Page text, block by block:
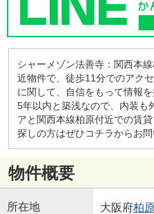
シャーメゾン法善寺：関西本
近物件で、徒歩11分でのアク
に関して、自信をもって情報
5年以内と築浅なので、内装も
アと関西本線柏原付近での賃
探しの方はぜひコチラからお
物件概要
所在地 大阪府柏